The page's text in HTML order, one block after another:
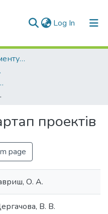
Log In (current)
Факультет менеджменту та маркетингу (ФММ)
(КМП)
проектів
page
О. А.
В. В.